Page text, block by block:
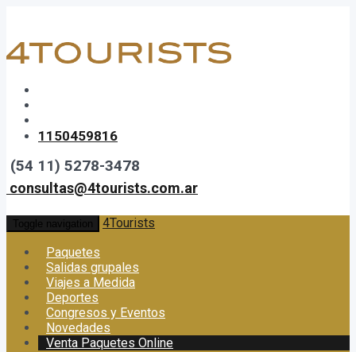
1150459816
(54 11) 5278-3478
consultas@4tourists.com.ar
Toggle navigation
4Tourists
Paquetes
Salidas grupales
Viajes a Medida
Deportes
Congresos y Eventos
Novedades
Venta Paquetes Online